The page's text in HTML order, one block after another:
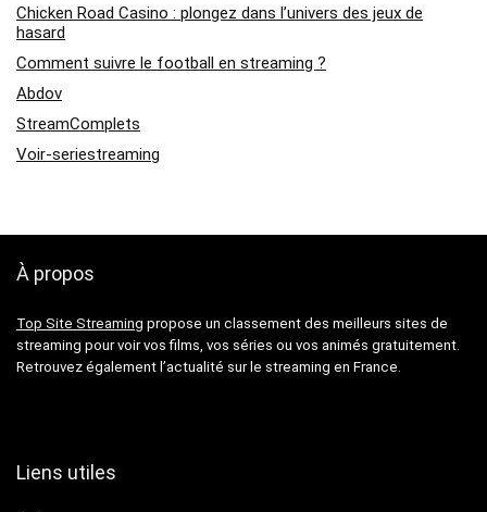
Chicken Road Casino : plongez dans l’univers des jeux de
hasard
Comment suivre le football en streaming ?
Abdov
StreamComplets
Voir-seriestreaming
À propos
Top Site Streaming propose un classement des meilleurs sites de
streaming pour voir vos films, vos séries ou vos animés gratuitement.
Retrouvez également l’actualité sur le streaming en France.
Liens utiles